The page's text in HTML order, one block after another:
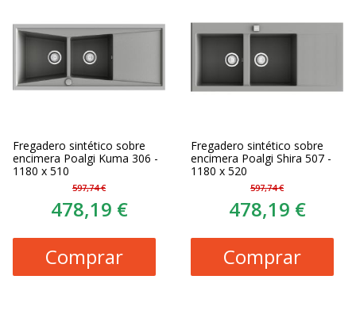
Fregadero sintético sobre
encimera Poalgi Kuma 306 -
1180 x 510
597,74 €
478,19 €
Comprar
Fregadero sintético sobre
encimera Poalgi Shira 507 -
1180 x 520
597,74 €
478,19 €
Comprar